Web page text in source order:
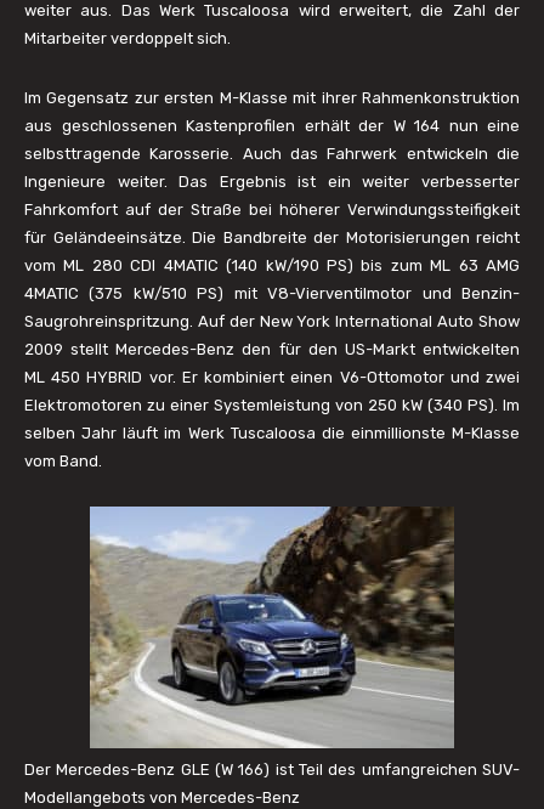
weiter aus. Das Werk Tuscaloosa wird erweitert, die Zahl der
Mitarbeiter verdoppelt sich.
Im Gegensatz zur ersten M-Klasse mit ihrer Rahmenkonstruktion
aus geschlossenen Kastenprofilen erhält der W 164 nun eine
selbsttragende Karosserie. Auch das Fahrwerk entwickeln die
Ingenieure weiter. Das Ergebnis ist ein weiter verbesserter
Fahrkomfort auf der Straße bei höherer Verwindungssteifigkeit
für Geländeeinsätze. Die Bandbreite der Motorisierungen reicht
vom ML 280 CDI 4MATIC (140 kW/190 PS) bis zum ML 63 AMG
4MATIC (375 kW/510 PS) mit V8-Vierventilmotor und Benzin-
Saugrohreinspritzung. Auf der New York International Auto Show
2009 stellt Mercedes-Benz den für den US-Markt entwickelten
ML 450 HYBRID vor. Er kombiniert einen V6-Ottomotor und zwei
Elektromotoren zu einer Systemleistung von 250 kW (340 PS). Im
selben Jahr läuft im Werk Tuscaloosa die einmillionste M-Klasse
vom Band.
Der Mercedes-Benz GLE (W 166) ist Teil des umfangreichen SUV-
Modellangebots von Mercedes-Benz